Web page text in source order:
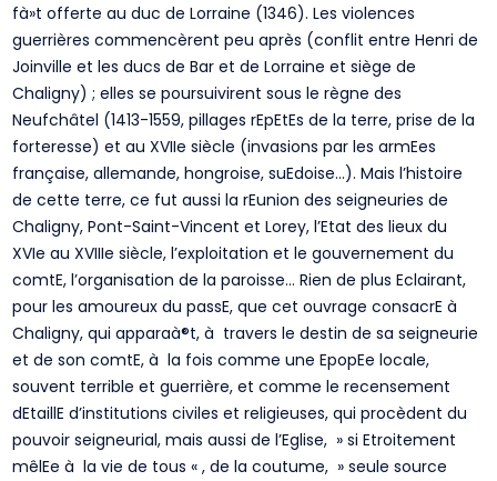
fà»t offerte au duc de Lorraine (1346). Les violences
guerrières commencèrent peu après (conflit entre Henri de
Joinville et les ducs de Bar et de Lorraine et siège de
Chaligny) ; elles se poursuivirent sous le règne des
Neufchâtel (1413-1559, pillages rEpEtEs de la terre, prise de la
forteresse) et au XVIIe siècle (invasions par les armEes
française, allemande, hongroise, suEdoise…). Mais l’histoire
de cette terre, ce fut aussi la rEunion des seigneuries de
Chaligny, Pont-Saint-Vincent et Lorey, l’Etat des lieux du
XVIe au XVIIIe siècle, l’exploitation et le gouvernement du
comtE, l’organisation de la paroisse… Rien de plus Eclairant,
pour les amoureux du passE, que cet ouvrage consacrE à
Chaligny, qui apparaà®t, à travers le destin de sa seigneurie
et de son comtE, à la fois comme une EpopEe locale,
souvent terrible et guerrière, et comme le recensement
dEtaillE d’institutions civiles et religieuses, qui procèdent du
pouvoir seigneurial, mais aussi de l’Eglise, » si Etroitement
mêlEe à la vie de tous « , de la coutume, » seule source